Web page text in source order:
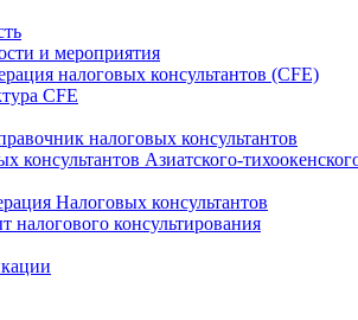
и мероприятия
налоговых консультантов (CFE)
CFE
налоговых консультантов
консультантов Азиатского-
Налоговых консультантов
консультирования